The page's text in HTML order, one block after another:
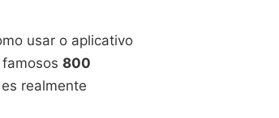
usar o aplicativo
800
realmente